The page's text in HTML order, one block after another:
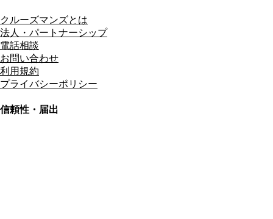
クルーズマンズとは
法人・パートナーシップ
電話相談
お問い合わせ
利用規約
プライバシーポリシー
信頼性・届出